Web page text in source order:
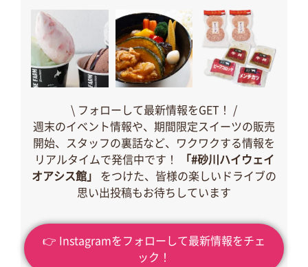
\ フォローして最新情報をGET！ /
週末のイベント情報や、期間限定スイーツの販売
開始、スタッフの裏話など、ワクワクする情報を
リアルタイムで発信中です！
「#砂川ハイウェイ
オアシス館」 をつけた、皆様の楽しいドライブの
思い出投稿もお待ちしています
👉 Instagramをフォローして最新情報をチェ
ック！